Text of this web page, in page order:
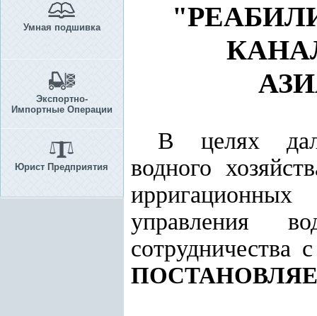
Умная подшивка
Экспортно-
Импортные Операции
Юрист Предприятия
В целях
водного
управления
сотрудничества